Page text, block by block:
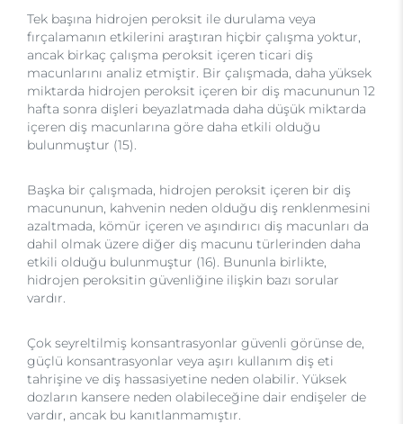
Tek başına hidrojen peroksit ile durulama veya
fırçalamanın etkilerini araştıran hiçbir çalışma yoktur,
ancak birkaç çalışma peroksit içeren ticari diş
macunlarını analiz etmiştir. Bir çalışmada, daha yüksek
miktarda hidrojen peroksit içeren bir diş macununun 12
hafta sonra dişleri beyazlatmada daha düşük miktarda
içeren diş macunlarına göre daha etkili olduğu
bulunmuştur (15).
Başka bir çalışmada, hidrojen peroksit içeren bir diş
macununun, kahvenin neden olduğu diş renklenmesini
azaltmada, kömür içeren ve aşındırıcı diş macunları da
dahil olmak üzere diğer diş macunu türlerinden daha
etkili olduğu bulunmuştur (16). Bununla birlikte,
hidrojen peroksitin güvenliğine ilişkin bazı sorular
vardır.
Çok seyreltilmiş konsantrasyonlar güvenli görünse de,
güçlü konsantrasyonlar veya aşırı kullanım diş eti
tahrişine ve diş hassasiyetine neden olabilir. Yüksek
dozların kansere neden olabileceğine dair endişeler de
vardır, ancak bu kanıtlanmamıştır.